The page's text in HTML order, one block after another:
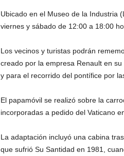
Ubicado en el Museo de la Industria
viernes y sábado de 12:00 a 18:00
Los vecinos y turistas podrán
creado por la empresa Renault en
y para el recorrido del pontífice por
El papamóvil se realizó sobre la
incorporadas a pedido del Vaticano
La adaptación incluyó una cabina
que sufrió Su Santidad en 1981,